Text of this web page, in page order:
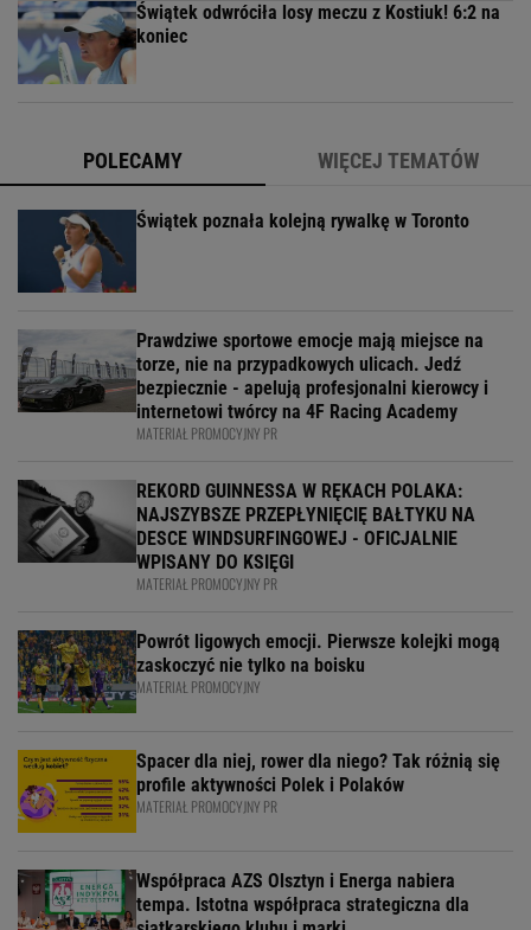
Świątek odwróciła losy meczu z Kostiuk! 6:2 na
koniec
POLECAMY WIĘCEJ TEMATÓW
Świątek poznała kolejną rywalkę w Toronto
Prawdziwe sportowe emocje mają miejsce na
torze, nie na przypadkowych ulicach. Jedź
bezpiecznie - apelują profesjonalni kierowcy i
internetowi twórcy na 4F Racing Academy
MATERIAŁ PROMOCYJNY PR
REKORD GUINNESSA W RĘKACH POLAKA:
NAJSZYBSZE PRZEPŁYNIĘCIĘ BAŁTYKU NA
DESCE WINDSURFINGOWEJ - OFICJALNIE
WPISANY DO KSIĘGI
MATERIAŁ PROMOCYJNY PR
Powrót ligowych emocji. Pierwsze kolejki mogą
zaskoczyć nie tylko na boisku
MATERIAŁ PROMOCYJNY
Spacer dla niej, rower dla niego? Tak różnią się
profile aktywności Polek i Polaków
MATERIAŁ PROMOCYJNY PR
Współpraca AZS Olsztyn i Energa nabiera
tempa. Istotna współpraca strategiczna dla